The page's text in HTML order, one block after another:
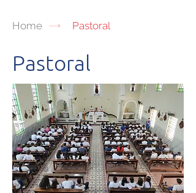
Home Pastoral
Pastoral